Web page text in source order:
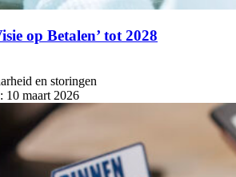
op Betalen’ tot 2028
en storingen
10 maart 2026